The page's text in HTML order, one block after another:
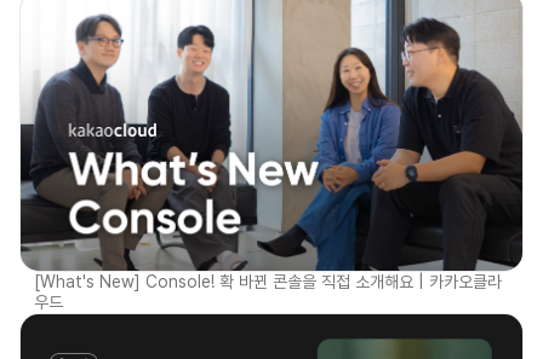
[What's New] Console! 확 바뀐 콘솔을 직접 소개해요 | 카카오클라
우드